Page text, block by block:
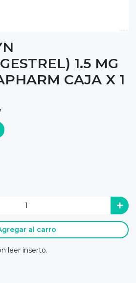
1.5 MG
CAJA X 1
al carro
leer inserto.